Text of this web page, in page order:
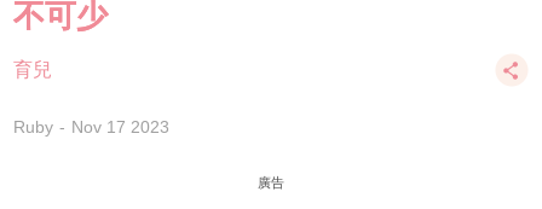
不可少
育兒
Ruby Nov 17 2023
廣告